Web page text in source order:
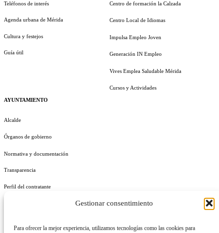
Gestionar consentimiento
Para ofrecer la mejor experiencia, utilizamos tecnologías como las cookies para
Teléfonos de interés
Agenda urbana de Mérida
Cultura y festejos
Guía útil
AYUNTAMIENTO
Alcalde
Órganos de gobierno
Normativa y documentación
Transparencia
Perfil del contratante
Centro de formación la Calzada
Centro Local de Idiomas
Impulsa Empleo Joven
Generación IN Empleo
Vives Emplea Saludable Mérida
Cursos y Actividades